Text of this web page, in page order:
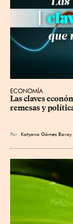
ECONOMÍA
Las claves
remesas y
Por Katyana Gómez Baray